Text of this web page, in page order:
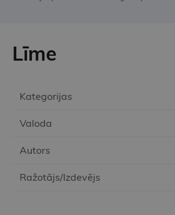
Kategorijas
Valoda
Autors
Ražotājs/Izdevējs
Līme